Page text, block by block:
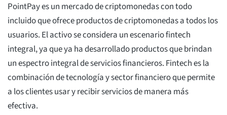
PointPay es un mercado de criptomonedas con todo
incluido que ofrece productos de criptomonedas a todos los
usuarios. El activo se considera un escenario fintech
integral, ya que ya ha desarrollado productos que brindan
un espectro integral de servicios financieros. Fintech es la
combinación de tecnología y sector financiero que permite
a los clientes usar y recibir servicios de manera más
efectiva.